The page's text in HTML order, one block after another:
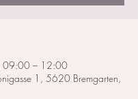
09:00 – 12:00
1, 5620 Bremgarten,